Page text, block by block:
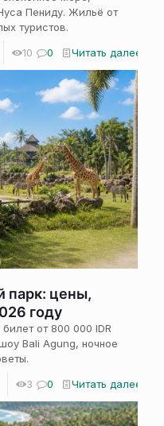
Пениду. Жильё от
туристов.
10 0 Читать далее
парк: цены,
году
от 800 000 IDR
Bali Agung, ночное
3 0 Читать далее